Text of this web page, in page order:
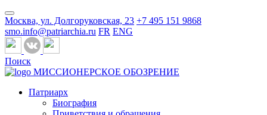
Москва, ул. Долгоруковская, 23 +7 495 151 9868
smo.info@patriarchia.ru FR ENG
Поиск
МИССИОНЕРСКОЕ ОБОЗРЕНИЕ
Патриарх
Биография